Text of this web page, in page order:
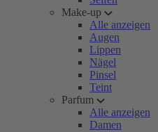
Make-up
Alle anzeigen
Augen
Lippen
Nägel
Pinsel
Teint
Parfum
Alle anzeigen
Damen